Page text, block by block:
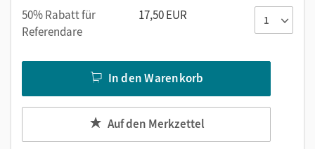
50% Rabatt für
Referendare
17,50 EUR
In den Warenkorb
Auf den Merkzettel